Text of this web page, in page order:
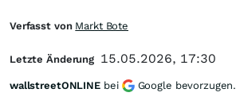
Verfasst von Markt Bote
Letzte Änderung 15.05.2026, 17:30
wallstreetONLINE bei Google bevorzugen.